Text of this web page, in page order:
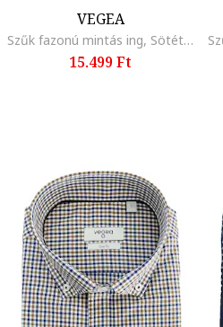
VEGEA
Szűk fazonú mintás ing, Sötétkék/Sötétpiros
15.499 Ft